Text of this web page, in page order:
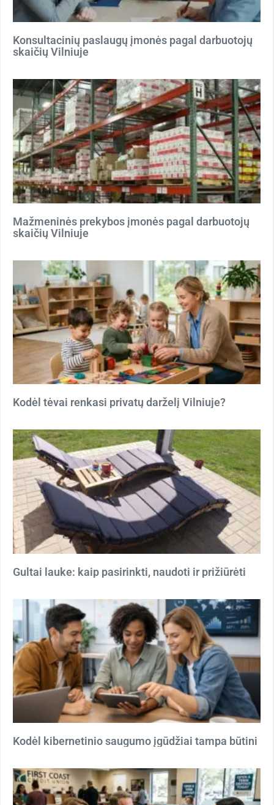
Konsultacinių paslaugų įmonės pagal darbuotojų
skaičių Vilniuje
Mažmeninės prekybos įmonės pagal darbuotojų
skaičių Vilniuje
Kodėl tėvai renkasi privatų darželį Vilniuje?
Gultai lauke: kaip pasirinkti, naudoti ir prižiūrėti
Kodėl kibernetinio saugumo įgūdžiai tampa būtini